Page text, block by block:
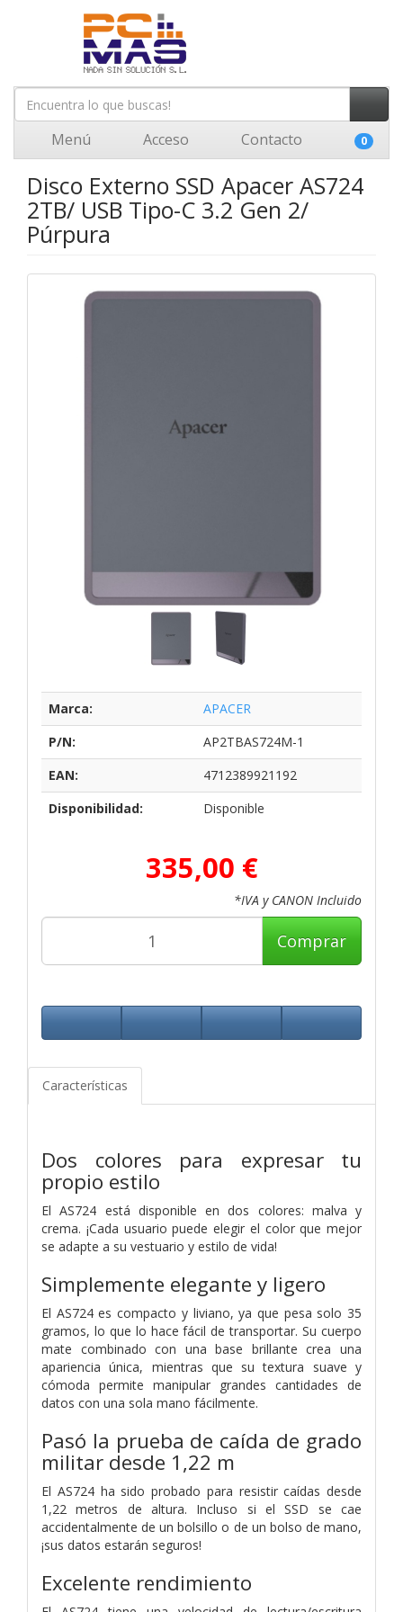
Menú Acceso Contacto 0
Disco Externo SSD Apacer AS724
2TB/ USB Tipo-C 3.2 Gen 2/
Púrpura
Marca:
APACER
P/N:
AP2TBAS724M-1
EAN:
4712389921192
Disponibilidad:
Disponible
335,00 €
*IVA y CANON Incluido
Comprar
Características
Dos colores para expresar tu
propio estilo
El AS724 está disponible en dos colores: malva y
crema. ¡Cada usuario puede elegir el color que mejor
se adapte a su vestuario y estilo de vida!
Simplemente elegante y ligero
El AS724 es compacto y liviano, ya que pesa solo 35
gramos, lo que lo hace fácil de transportar. Su cuerpo
mate combinado con una base brillante crea una
apariencia única, mientras que su textura suave y
cómoda permite manipular grandes cantidades de
datos con una sola mano fácilmente.
Pasó la prueba de caída de grado
militar desde 1,22 m
El AS724 ha sido probado para resistir caídas desde
1,22 metros de altura. Incluso si el SSD se cae
accidentalmente de un bolsillo o de un bolso de mano,
¡sus datos estarán seguros!
Excelente rendimiento